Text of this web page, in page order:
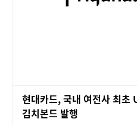
현대카드, 국내 여전사 최초
김치본드 발행